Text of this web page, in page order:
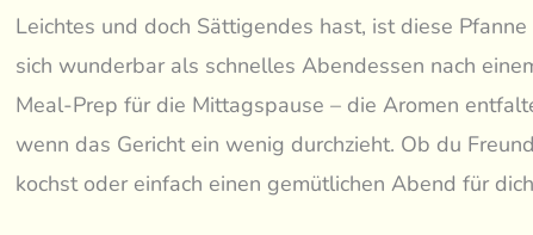
Leichtes und doch Sättigendes hast, ist diese
sich wunderbar als schnelles Abendessen nach
Meal-Prep für die Mittagspause – die Aromen
wenn das Gericht ein wenig durchzieht. Ob du
kochst oder einfach einen gemütlichen Abend für